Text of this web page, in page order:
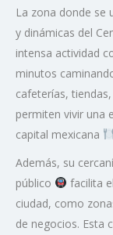
La zona donde se
y dinámicas del
intensa actividad
minutos
cafeterías,
permiten vivir una
capital mexicana
Además, su
público
facilita
ciudad, como
de negocios. Esta